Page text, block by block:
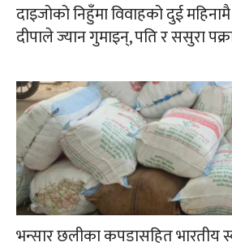
दाइजोको निहुँमा विवाहको दुई
दीपाले ज्यान गुमाइन्, पति र ससुरा
भन्सार छलीका कपडासहित भारतीय